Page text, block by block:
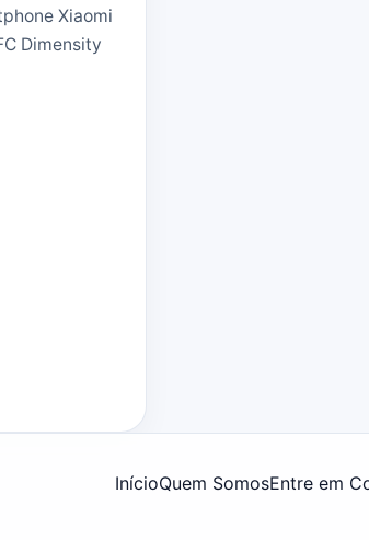
Xiaomi
Dimensity
InícioQuem SomosEntre em